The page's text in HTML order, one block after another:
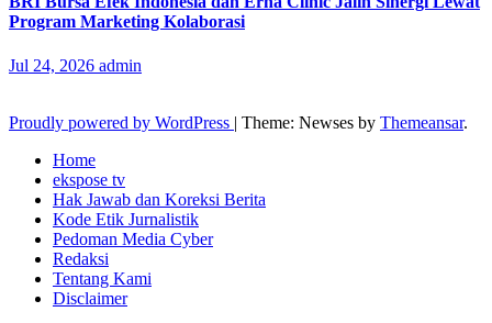
Program Marketing Kolaborasi
Jul 24, 2026 admin
Proudly powered by WordPress | Theme: Newses by Themeansar.
Home
ekspose tv
Hak Jawab dan Koreksi Berita
Kode Etik Jurnalistik
Pedoman Media Cyber
Redaksi
Tentang Kami
Disclaimer